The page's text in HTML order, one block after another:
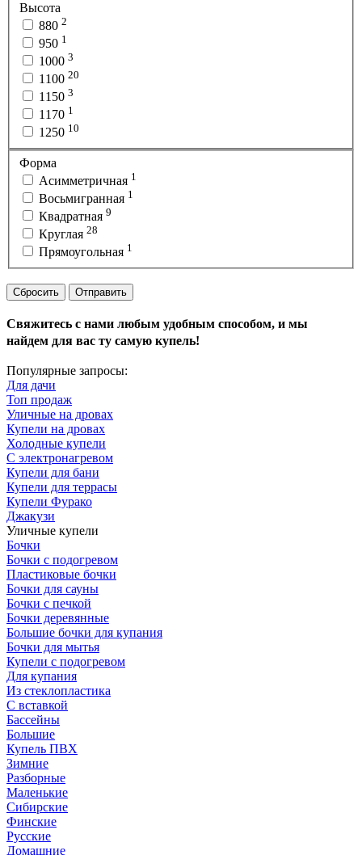
Высота
880 2
950 1
1000 3
1100 20
1150 3
1170 1
1250 10
Форма
Асимметричная 1
Восьмигранная 1
Квадратная 9
Круглая 28
Прямоугольная 1
Сбросить Отправить
Свяжитесь с нами любым удобным способом, и мы
найдем для вас ту самую купель!
Популярные запросы:
Для дачи
Топ продаж
Уличные на дровах
Купели на дровах
Холодные купели
С электронагревом
Купели для бани
Купели для террасы
Купели Фурако
Джакузи
Уличные купели
Бочки
Бочки с подогревом
Пластиковые бочки
Бочки для сауны
Бочки с печкой
Бочки деревянные
Большие бочки для купания
Бочки для мытья
Купели с подогревом
Для купания
Из стеклопластика
С вставкой
Бассейны
Большие
Купель ПВХ
Зимние
Разборные
Маленькие
Сибирские
Финские
Русские
Домашние